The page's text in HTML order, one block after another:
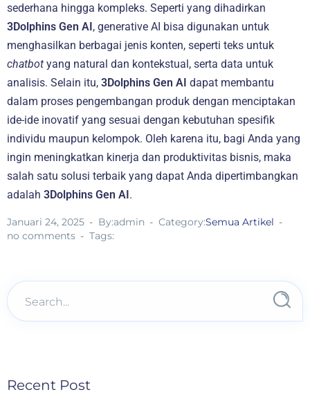
sederhana hingga kompleks. Seperti yang dihadirkan
3Dolphins Gen AI, generative AI bisa digunakan untuk
menghasilkan berbagai jenis konten, seperti teks untuk
chatbot yang natural dan kontekstual, serta data untuk
analisis. Selain itu, 3Dolphins Gen AI dapat membantu
dalam proses pengembangan produk dengan menciptakan
ide-ide inovatif yang sesuai dengan kebutuhan spesifik
individu maupun kelompok. Oleh karena itu, bagi Anda yang
ingin meningkatkan kinerja dan produktivitas bisnis, maka
salah satu solusi terbaik yang dapat Anda dipertimbangkan
adalah 3Dolphins Gen AI.
Januari 24, 2025 By:admin Category:Semua Artikel
no comments
Tags:
Recent Post